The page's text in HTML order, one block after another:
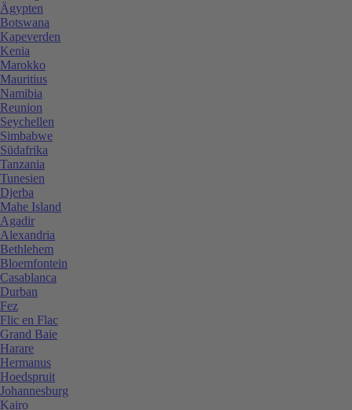
Ägypten
Botswana
Kapeverden
Kenia
Marokko
Mauritius
Namibia
Reunion
Seychellen
Simbabwe
Südafrika
Tanzania
Tunesien
Djerba
Mahe Island
Agadir
Alexandria
Bethlehem
Bloemfontein
Casablanca
Durban
Fez
Flic en Flac
Grand Baie
Harare
Hermanus
Hoedspruit
Johannesburg
Kairo